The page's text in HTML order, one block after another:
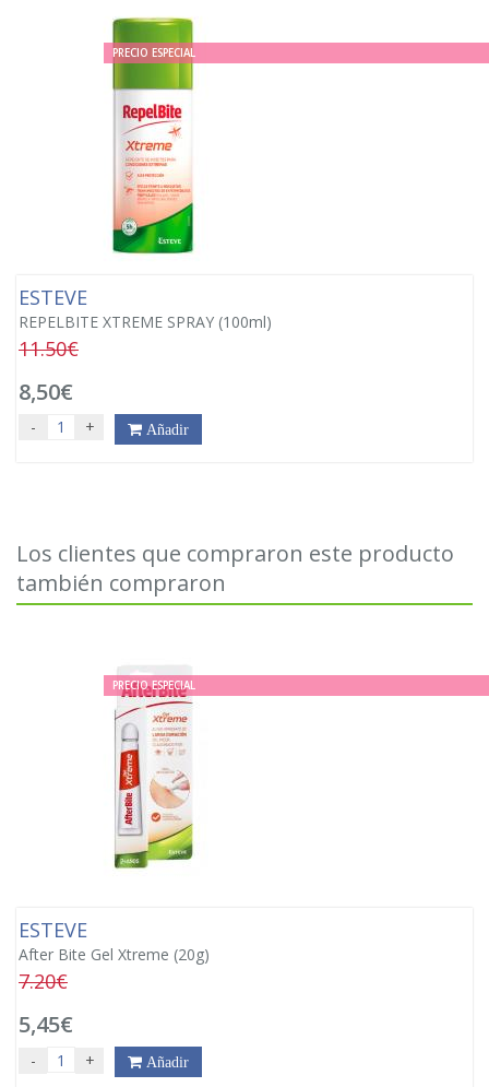
PRECIO ESPECIAL
ESTEVE
REPELBITE XTREME SPRAY (100ml)
11.50€
8,50€
- + Añadir
Los clientes que compraron este producto
también compraron
PRECIO ESPECIAL
ESTEVE
After Bite Gel Xtreme (20g)
7.20€
5,45€
- + Añadir